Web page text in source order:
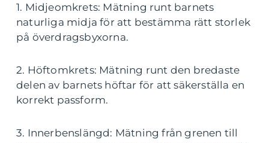
1. Midjeomkrets: Mätning runt barnets
naturliga midja för att bestämma rätt storlek
på överdragsbyxorna.
2. Höftomkrets: Mätning runt den bredaste
delen av barnets höftar för att säkerställa en
korrekt passform.
3. Innerbenslängd: Mätning från grenen till